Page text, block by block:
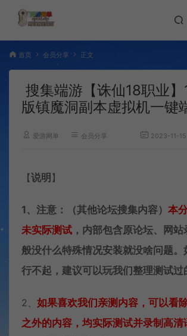
首页 会员分享 正文
搜集端游【诛仙18职业
版镇魔洞副本虚拟机一键
爱游网单 会员分享 2023-11-15
【说明 】
1、注意：（其他论坛搜集内容） 本
未实际测试 ，内部包含原论坛、网
般没什么特殊情况安装就没啥问题。
行不起，建议可以玩我们整理测试过
2、 如果喜欢我们亲测内容，可以看
之外的内容，均实际测试并录制高清